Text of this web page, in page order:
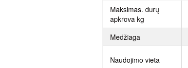
Maksimas. durų
apkrova kg
Medžiaga
Naudojimo vieta